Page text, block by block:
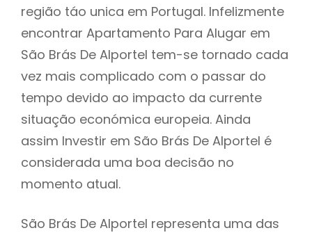
região táo unica em Portugal. Infelizmente
encontrar Apartamento Para Alugar em
São Brás De Alportel tem-se tornado cada
vez mais complicado com o passar do
tempo devido ao impacto da currente
situação económica europeia. Ainda
assim Investir em São Brás De Alportel é
considerada uma boa decisão no
momento atual.
São Brás De Alportel representa uma das